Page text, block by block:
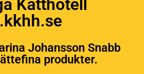
Katthotell
Johansson Snabb
produkter.